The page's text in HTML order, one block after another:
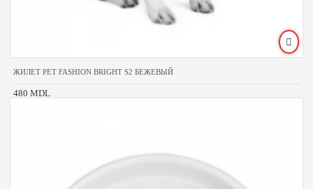
ЖИЛЕТ PET FASHION BRIGHT S2 БЕЖЕВЫЙ
480 MDL